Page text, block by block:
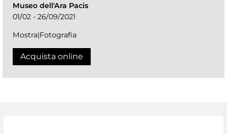
Museo dell'Ara Pacis
01/02 - 26/09/2021
Mostra|Fotografia
Acquista online